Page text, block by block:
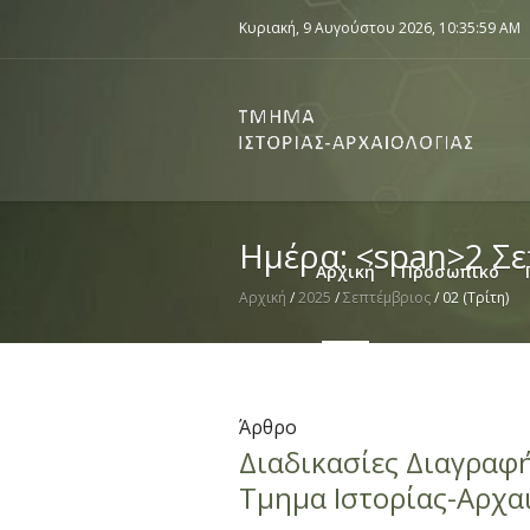
Κυριακή, 9 Αυγούστου 2026, 10:35:59 AM
Αρχική Προσωπικό
Ημέρα: <span>2
Αρχική /2025 /Σεπτέμβριος/ 02 (Τρίτη)
Άρθρο
Διαδικασίες
Τμημα Ιστορίας-